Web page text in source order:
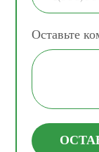
Оставьте